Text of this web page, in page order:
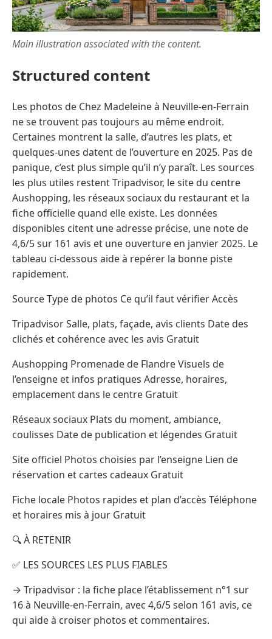
Main illustration associated with the content.
Structured content
Les photos de Chez Madeleine à Neuville-en-Ferrain
ne se trouvent pas toujours au même endroit.
Certaines montrent la salle, d’autres les plats, et
quelques-unes datent de l’ouverture en 2025. Pas de
panique, c’est plus simple qu’il n’y paraît. Les sources
les plus utiles restent Tripadvisor, le site du centre
Aushopping, les réseaux sociaux du restaurant et la
fiche officielle quand elle existe. Les données
disponibles citent une adresse précise, une note de
4,6/5 sur 161 avis et une ouverture en janvier 2025. Le
tableau ci-dessous aide à repérer la bonne piste
rapidement.
Source Type de photos Ce qu’il faut vérifier Accès
Tripadvisor Salle, plats, façade, avis clients Date des
clichés et cohérence avec les avis Gratuit
Aushopping Promenade de Flandre Visuels de
l’enseigne et infos pratiques Adresse, horaires,
emplacement dans le centre Gratuit
Réseaux sociaux Plats du moment, ambiance,
coulisses Date de publication et légendes Gratuit
Site officiel Photos choisies par l’enseigne Lien de
réservation et cartes cadeaux Gratuit
Fiche locale Photos rapides et plan d’accès Téléphone
et horaires mis à jour Gratuit
🔍 À RETENIR
✅ LES SOURCES LES PLUS FIABLES
→ Tripadvisor : la fiche place l’établissement n°1 sur
16 à Neuville-en-Ferrain, avec 4,6/5 selon 161 avis, ce
qui aide à croiser photos et commentaires.